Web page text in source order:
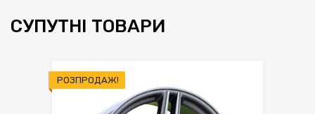
СУПУТНІ ТОВАРИ
РОЗПРОДАЖ!